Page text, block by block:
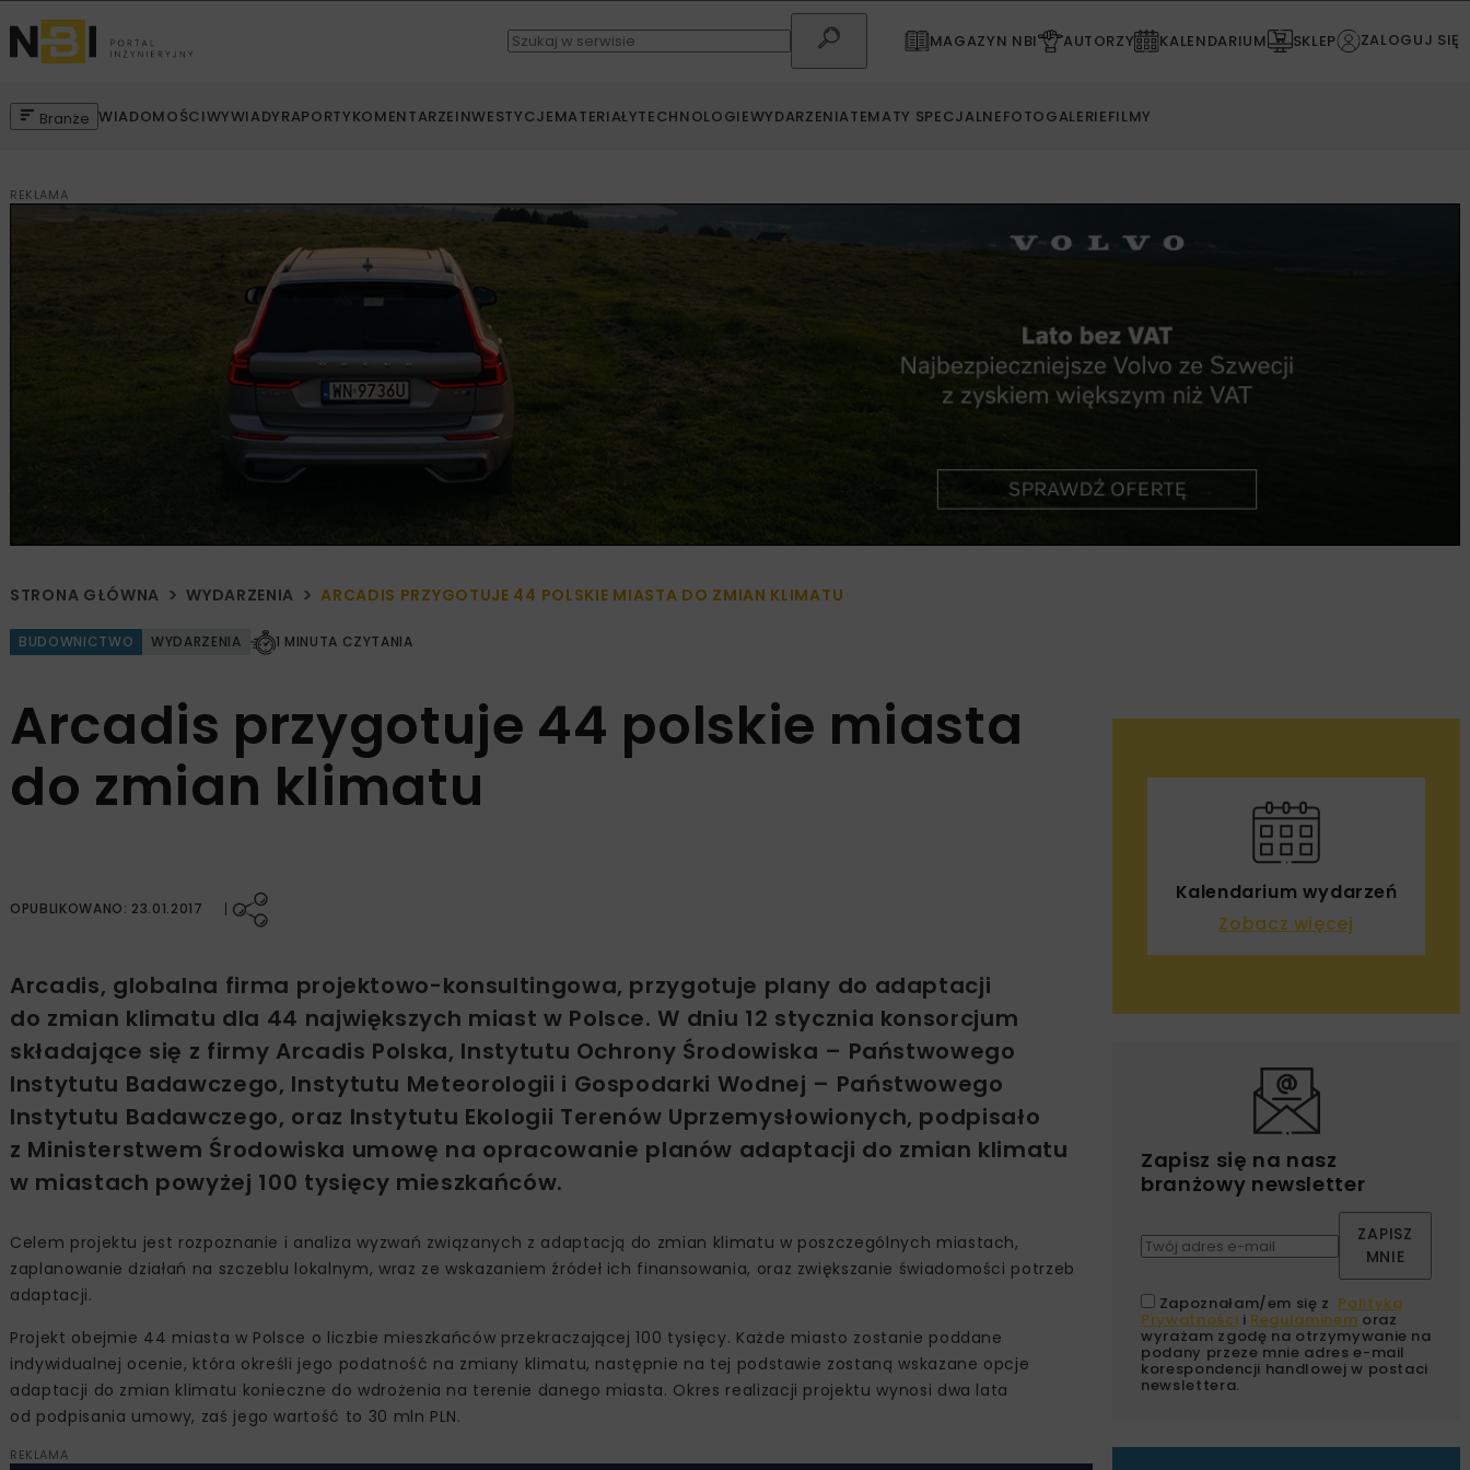
MAGAZYN NBI AUTORZY KALENDARIUM SKLEP ZALOGUJ SIĘ
Branże WIADOMOŚCIWYWIADYRAPORTYKOMENTARZEINWESTYCJEMATERIAŁYTECHNOLOGIEWYDARZENIATEMATY SPECJALNEFOTOGALERIEFILMY
REKLAMA
STRONA GŁÓWNA WYDARZENIA ARCADIS PRZYGOTUJE 44 POLSKIE MIASTA DO ZMIAN KLIMATU
BUDOWNICTWO WYDARZENIA 1 MINUTA CZYTANIA
Arcadis przygotuje 44 polskie miasta
do zmian klimatu
OPUBLIKOWANO: 23.01.2017
Arcadis, globalna firma projektowo-konsultingowa, przygotuje plany do adaptacji
do zmian klimatu dla 44 największych miast w Polsce. W dniu 12 stycznia konsorcjum
składające się z firmy Arcadis Polska, Instytutu Ochrony Środowiska – Państwowego
Instytutu Badawczego, Instytutu Meteorologii i Gospodarki Wodnej – Państwowego
Instytutu Badawczego, oraz Instytutu Ekologii Terenów Uprzemysłowionych, podpisało
z Ministerstwem Środowiska umowę na opracowanie planów adaptacji do zmian klimatu
w miastach powyżej 100 tysięcy mieszkańców.
Celem projektu jest rozpoznanie i analiza wyzwań związanych z adaptacją do zmian klimatu w poszczególnych miastach,
zaplanowanie działań na szczeblu lokalnym, wraz ze wskazaniem źródeł ich finansowania, oraz zwiększanie świadomości potrzeb
adaptacji.
Projekt obejmie 44 miasta w Polsce o liczbie mieszkańców przekraczającej 100 tysięcy. Każde miasto zostanie poddane
indywidualnej ocenie, która określi jego podatność na zmiany klimatu, następnie na tej podstawie zostaną wskazane opcje
adaptacji do zmian klimatu konieczne do wdrożenia na terenie danego miasta. Okres realizacji projektu wynosi dwa lata
od podpisania umowy, zaś jego wartość to 30 mln PLN.
REKLAMA
Kalendarium wydarzeń
Zobacz więcej
Zapisz się na nasz
branżowy newsletter
ZAPISZ
MNIE
Zapoznałam/em się z Polityką
Prywatności i Regulaminem oraz
wyrażam zgodę na otrzymywanie na
podany przeze mnie adres e-mail
korespondencji handlowej w postaci
newslettera.